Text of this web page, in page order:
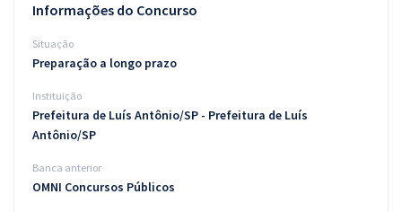
Questões grátis
Blog
Informações do Concurso
Situação
Preparação a longo prazo
Instituição
Prefeitura de Luís Antônio/SP - Prefeitura de Luís
Antônio/SP
Banca anterior
OMNI Concursos Públicos